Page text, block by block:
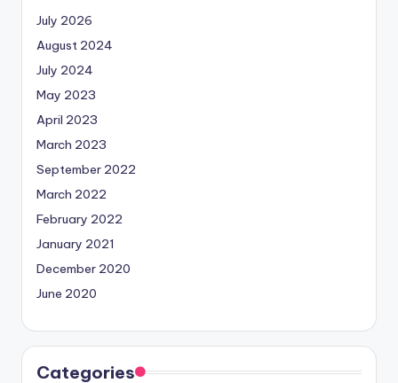
July 2026
August 2024
July 2024
May 2023
April 2023
March 2023
September 2022
March 2022
February 2022
January 2021
December 2020
June 2020
Categories